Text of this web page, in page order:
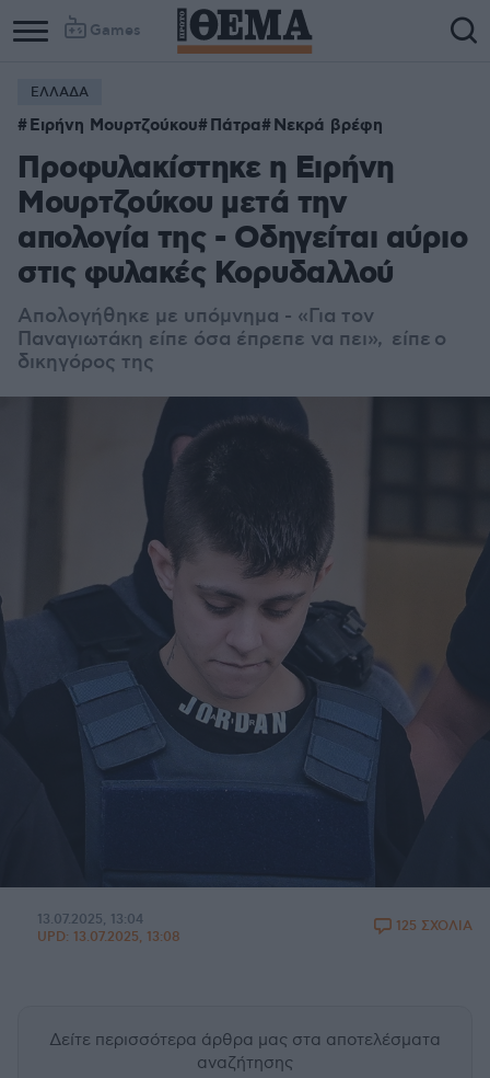
Games
ΕΛΛΑΔΑ
Ειρήνη Μουρτζούκου Πάτρα Νεκρά βρέφη
Προφυλακίστηκε η Ειρήνη
Μουρτζούκου μετά την
απολογία της - Οδηγείται αύριο
στις φυλακές Κορυδαλλού
Απολογήθηκε με υπόμνημα - «Για τον
Παναγιωτάκη είπε όσα έπρεπε να πει», είπε ο
δικηγόρος της
13.07.2025, 13:04
UPD: 13.07.2025, 13:08
125 ΣΧΟΛΙΑ
Δείτε περισσότερα άρθρα μας στα αποτελέσματα
αναζήτησης